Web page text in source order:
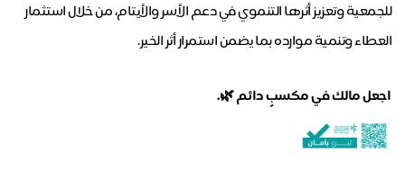
للجمعية وتعزيز أثرها التنموي في دعم الأسر والأيتام، من خلال استثمار
العطاء وتنمية موارده بما يضمن استمرار أثر الخير.
اجعلمالكفيمكسبٍدائم🌿.